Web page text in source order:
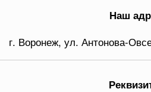
Наш
г. Воронеж, ул. Антонова-